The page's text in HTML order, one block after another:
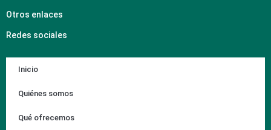
Otros enlaces
Redes sociales
Inicio
Quiénes somos
Qué ofrecemos